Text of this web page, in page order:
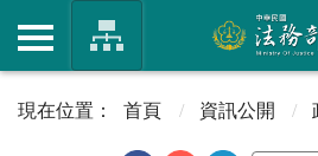
首頁 資訊公開